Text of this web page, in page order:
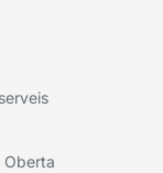
Oberta